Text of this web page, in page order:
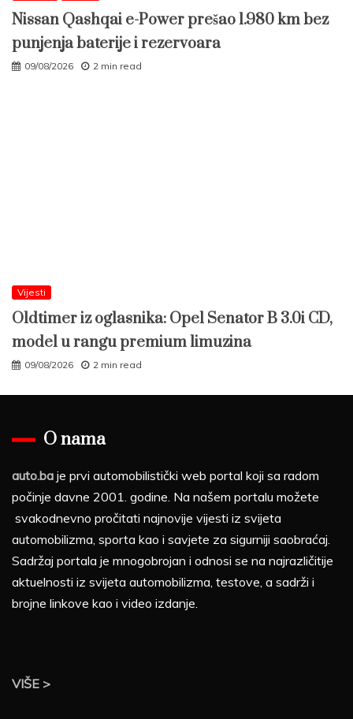
Nissan Qashqai e-Power prešao 1.980 km bez
punjenja baterije i rezervoara
09/08/2026 2 min read
Vijesti
Oldtimer iz oglasnika: Opel Senator B 3.0i CD,
model u rangu premium limuzina
09/08/2026 2 min read
O nama
auto.ba je prvi automobilistički web portal koji sa radom
počinje davne 2001. godine. Na našem portalu možete
svakodnevno pročitati najnovije vijesti iz svijeta
automobilizma, sporta kao i savjete za sigurniji saobraćaj.
Sadržaj portala je mnogobrojan i odnosi se na najrazličitije
aktuelnosti iz svijeta automobilizma, testove, a sadrži i
brojne linkove kao i video izdanje.
VIŠE >